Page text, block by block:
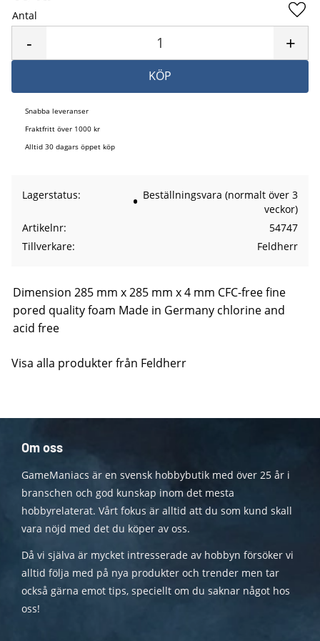
Antal
+
-
KÖP
Snabba leveranser
Fraktfritt över 1000 kr
Alltid 30 dagars öppet köp
Lagerstatus
Beställningsvara (normalt över 3
veckor)
Artikelnr
54747
Tillverkare
Feldherr
Dimension 285 mm x 285 mm x 4 mm CFC-free fine
pored quality foam Made in Germany chlorine and
acid free
Visa alla produkter från Feldherr
Om oss
GameManiacs är en svensk hobbybutik med över 25 år i
branschen och god kunskap inom det mesta
hobbyrelaterat. Vårt fokus är alltid att du som kund skall
vara nöjd med det du köper av oss.
Då vi själva är mycket intresserade av hobbyn försöker vi
alltid följa med på nya produkter och trender men tar
också gärna emot tips, speciellt om du saknar något hos
oss!